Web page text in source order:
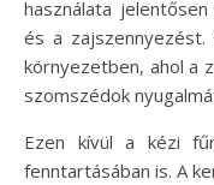
használata
és a
környezetben, ahol a
szomszédok
Ezen kívül a kézi
fenntartásában is. A